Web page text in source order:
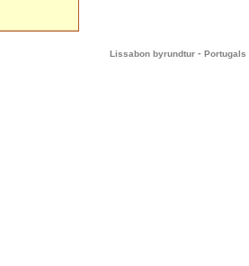
Lissabon byrundtur - Portugals